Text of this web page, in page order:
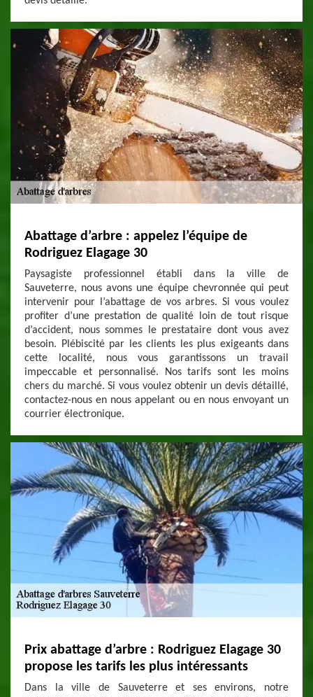
Abattage d’arbre : appelez l’équipe de
Rodriguez Elagage 30
Paysagiste professionnel établi dans la ville de
Sauveterre, nous avons une équipe chevronnée qui peut
intervenir pour l’abattage de vos arbres. Si vous voulez
profiter d’une prestation de qualité loin de tout risque
d’accident, nous sommes le prestataire dont vous avez
besoin. Plébiscité par les clients les plus exigeants dans
cette localité, nous vous garantissons un travail
impeccable et personnalisé. Nos tarifs sont les moins
chers du marché. Si vous voulez obtenir un devis détaillé,
contactez-nous en nous appelant ou en nous envoyant un
courrier électronique.
Prix abattage d’arbre : Rodriguez Elagage 30
propose les tarifs les plus intéressants
Dans la ville de Sauveterre et ses environs, notre